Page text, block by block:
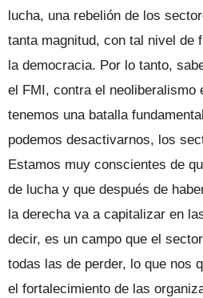
lucha, una rebelión de los
tanta magnitud, con tal nivel de
la democracia. Por lo tanto,
el FMI, contra el neoliberalismo
tenemos una batalla
podemos desactivarnos, los
Estamos muy conscientes de
de lucha y que después de
la derecha va a capitalizar en
decir, es un campo que el
todas las de perder, lo que nos
el fortalecimiento de las